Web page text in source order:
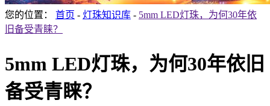
您的位置： 首页 - 灯珠知识库 - 5mm LED灯珠，为何30年依
旧备受青睐？
5mm LED灯珠，为何30年依旧
备受青睐？